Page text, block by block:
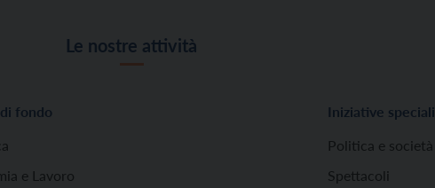
Le nostre attività
fondo
e Lavoro
Iniziative speciali
Politica e società
Spettacoli